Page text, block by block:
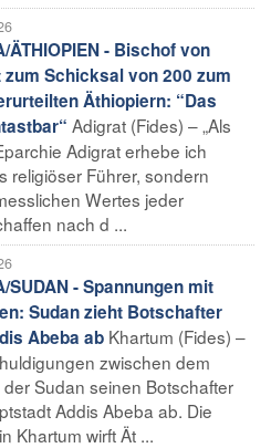
ÄTHIOPIEN - Bischof von
Schicksal von 200 zum
Äthiopiern: “Das
Adigrat (Fides) – „Als
Adigrat erhebe ich
religiöser Führer, sondern
Wertes jeder
nach d ...
SUDAN - Spannungen mit
Sudan zieht Botschafter
Abeba ab Khartum (Fides) –
zwischen dem
Sudan seinen Botschafter
Addis Abeba ab. Die
Khartum wirft Ät ...